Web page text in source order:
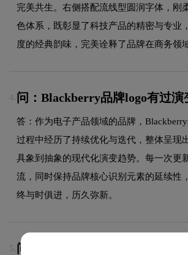
完美共生。右侧搭配流线型圆润字体，刚
色体系，既彰显了科技产品的精密与专业
度的经典韵味，完美诠释了品牌在商务领
4. 问：Blackberry品牌logo有过演
答：作为电子产品领域的品牌，
过程中经历了持续优化与迭代，整体呈现
具象到抽象的现代化演变趋势。每一次更
流，同时保持品牌核心识别元素的延续性
终与时俱进，历久弥新。
5. 问：LOGO设计可以注册商标